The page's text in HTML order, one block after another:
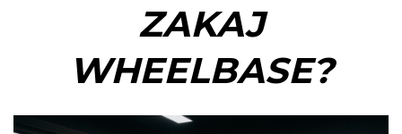
ZAKAJ
WHEELBASE?